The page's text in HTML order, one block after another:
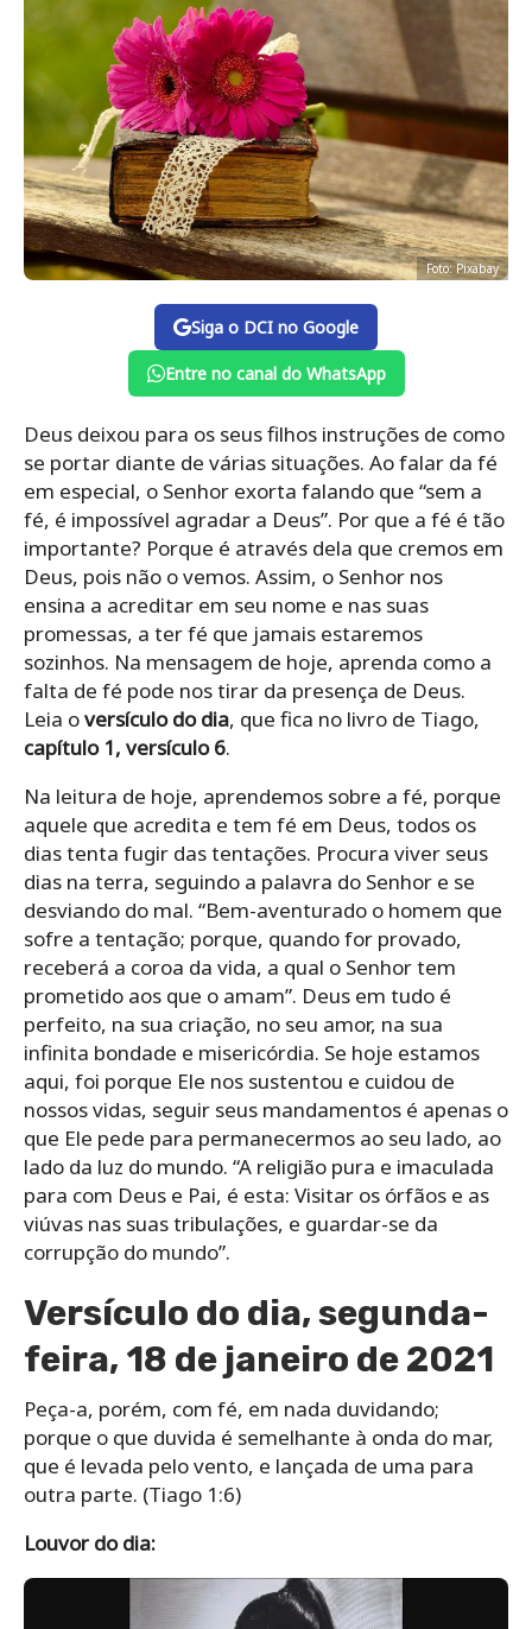
Foto: Pixabay
Siga o DCI no Google
Entre no canal do WhatsApp
Deus deixou para os seus filhos instruções de como
se portar diante de várias situações. Ao falar da fé
em especial, o Senhor exorta falando que “sem a
fé, é impossível agradar a Deus”. Por que a fé é tão
importante? Porque é através dela que cremos em
Deus, pois não o vemos. Assim, o Senhor nos
ensina a acreditar em seu nome e nas suas
promessas, a ter fé que jamais estaremos
sozinhos. Na mensagem de hoje, aprenda como a
falta de fé pode nos tirar da presença de Deus.
Leia oversículo do dia, que fica no livro de Tiago,
capítulo 1, versículo 6.
Na leitura de hoje, aprendemos sobre a fé, porque
aquele que acredita e tem fé em Deus, todos os
dias tenta fugir das tentações. Procura viver seus
dias na terra, seguindo a palavra do Senhor e se
desviando do mal. “Bem-aventurado o homem que
sofre a tentação; porque, quando for provado,
receberá a coroa da vida, a qual o Senhor tem
prometido aos que o amam”. Deus em tudo é
perfeito, na sua criação, no seu amor, na sua
infinita bondade e misericórdia. Se hoje estamos
aqui, foi porque Ele nos sustentou e cuidou de
nossos vidas, seguir seus mandamentos é apenas o
que Ele pede para permanecermos ao seu lado, ao
lado da luz do mundo. “A religião pura e imaculada
para com Deus e Pai, é esta: Visitar os órfãos e as
viúvas nas suas tribulações, e guardar-se da
corrupção do mundo”.
Versículo do dia, segunda-
feira, 18 de janeiro de 2021
Peça-a, porém, com fé, em nada duvidando;
porque o que duvida é semelhante à onda do mar,
que é levada pelo vento, e lançada de uma para
outra parte. (Tiago 1:6)
Louvor do dia: